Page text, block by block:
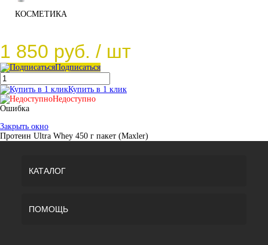
КОСМЕТИКА
1 850 руб. / шт
Подписаться
Купить в 1 клик
Недоступно
Ошибка
Закрыть окно
Протеин Ultra Whey 450 г пакет (Maxler)
КАТАЛОГ
ПОМОЩЬ